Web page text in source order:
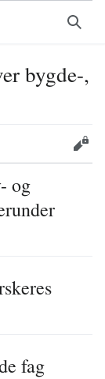
Søk
bygde-,
Rediger
og
fag